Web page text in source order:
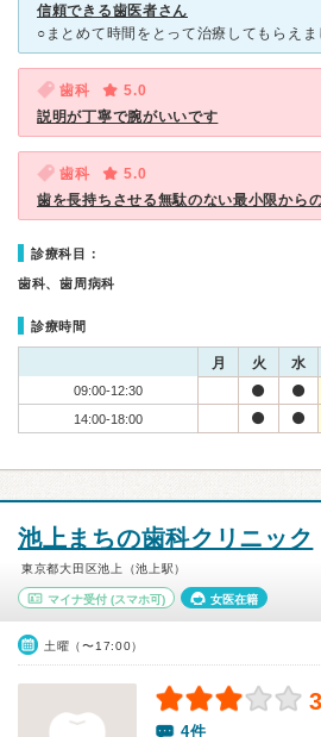
信頼できる歯医者さん
歯科
5.0
説明が丁寧で腕がいいです
歯科
5.0
歯を長持ちさせる無駄のない最小限から
診療科目：
歯科、歯周病科
診療時間
月 火 水
09:00-12:30
14:00-18:00
池上まちの歯科クリニック
東京都大田区池上（池上駅）
マイナ受付 (スマホ可) 女医在籍
土曜（〜17:00）
4件